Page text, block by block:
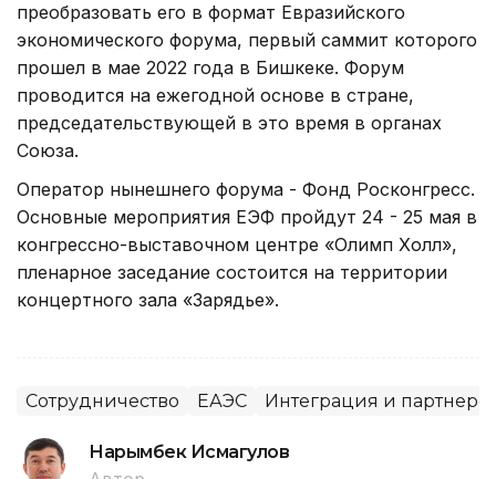
преобразовать его в формат Евразийского
экономического форума, первый саммит которого
прошел в мае 2022 года в Бишкеке. Форум
проводится на ежегодной основе в стране,
председательствующей в это время в органах
Союза.
Оператор нынешнего форума - Фонд Росконгресс.
Основные мероприятия ЕЭФ пройдут 24 - 25 мая в
конгрессно-выставочном центре «Олимп Холл»,
пленарное заседание состоится на территории
концертного зала «Зарядье».
Сотрудничество ЕАЭС Интеграция и
Нарымбек Исмагулов